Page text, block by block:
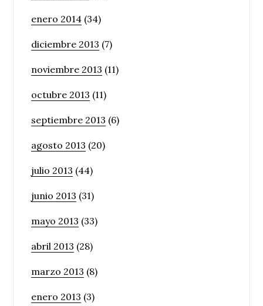
enero 2014 (34)
diciembre 2013 (7)
noviembre 2013 (11)
octubre 2013 (11)
septiembre 2013 (6)
agosto 2013 (20)
julio 2013 (44)
junio 2013 (31)
mayo 2013 (33)
abril 2013 (28)
marzo 2013 (8)
enero 2013 (3)